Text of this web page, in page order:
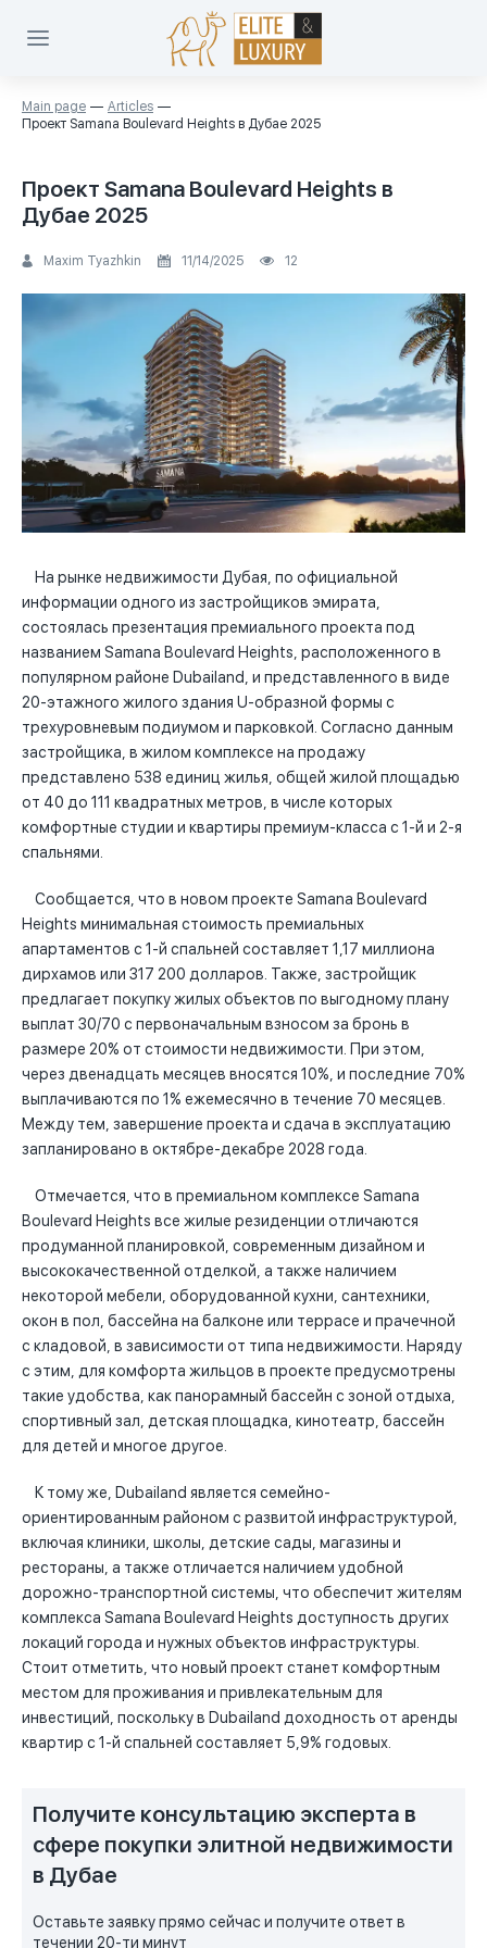
Main page
Articles
Проект Samana Boulevard Heights в Дубае 2025
Проект Samana Boulevard Heights в
Дубае 2025
Maxim Tyazhkin 11/14/2025 12
На рынке недвижимости Дубая, по официальной
информации одного из застройщиков эмирата,
состоялась презентация премиального проекта под
названием Samana Boulevard Heights, расположенного в
популярном районе Dubailand, и представленного в виде
20-этажного жилого здания U-образной формы с
трехуровневым подиумом и парковкой. Согласно данным
застройщика, в жилом комплексе на продажу
представлено 538 единиц жилья, общей жилой площадью
от 40 до 111 квадратных метров, в числе которых
комфортные студии и квартиры премиум-класса с 1-й и 2-я
спальнями.
Сообщается, что в новом проекте Samana Boulevard
Heights минимальная стоимость премиальных
апартаментов с 1-й спальней составляет 1,17 миллиона
дирхамов или 317 200 долларов. Также, застройщик
предлагает покупку жилых объектов по выгодному плану
выплат 30/70 с первоначальным взносом за бронь в
размере 20% от стоимости недвижимости. При этом,
через двенадцать месяцев вносятся 10%, и последние 70%
выплачиваются по 1% ежемесячно в течение 70 месяцев.
Между тем, завершение проекта и сдача в эксплуатацию
запланировано в октябре-декабре 2028 года.
Отмечается, что в премиальном комплексе Samana
Boulevard Heights все жилые резиденции отличаются
продуманной планировкой, современным дизайном и
высококачественной отделкой, а также наличием
некоторой мебели, оборудованной кухни, сантехники,
окон в пол, бассейна на балконе или террасе и прачечной
с кладовой, в зависимости от типа недвижимости. Наряду
с этим, для комфорта жильцов в проекте предусмотрены
такие удобства, как панорамный бассейн с зоной отдыха,
спортивный зал, детская площадка, кинотеатр, бассейн
для детей и многое другое.
К тому же, Dubailand является семейно-
ориентированным районом с развитой инфраструктурой,
включая клиники, школы, детские сады, магазины и
рестораны, а также отличается наличием удобной
дорожно-транспортной системы, что обеспечит жителям
комплекса Samana Boulevard Heights доступность других
локаций города и нужных объектов инфраструктуры.
Стоит отметить, что новый проект станет комфортным
местом для проживания и привлекательным для
инвестиций, поскольку в Dubailand доходность от аренды
квартир с 1-й спальней составляет 5,9% годовых.
Получите консультацию эксперта в
сфере покупки элитной недвижимости
в Дубае
Оставьте заявку прямо сейчас и получите ответ в
течении 20-ти минут